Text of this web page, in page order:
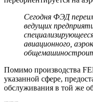
Сегодня ФЭД
ведущих
авиационного,
Помимо производства
указанной сфере,
обслуживания в той же